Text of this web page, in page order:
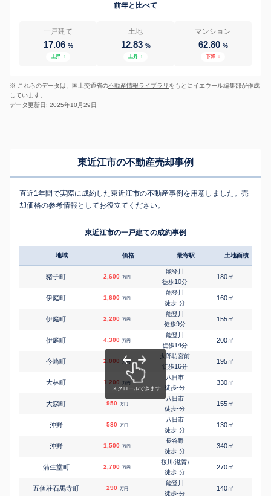
前年と比べて
一戸建て
17.06 %
上昇 ↑
土地
12.83 %
上昇 ↑
マンション
62.80 %
下降 ↓
※ これらのデータは、国土交通省の不動産情報ライブラリ をもとにイエウール編集部が作成
しています。
データ更新日: 2025年10月29日
東近江市の不動産売却事例
直近1年間で実際に成約した東近江市の不動産事例を用意しました。売
却価格の参考情報としてお役立てください。
東近江市の一戸建ての成約事例
地域 価格 最寄駅 土地面積
猪子町 2,600 万円
能登川
徒歩10分
180㎡
伊庭町 1,600 万円
能登川
徒歩-分
160㎡
伊庭町 2,200 万円
能登川
徒歩9分
155㎡
伊庭町 4,300 万円
能登川
徒歩14分
200㎡
今崎町 2,000 万円
太郎坊宮前
徒歩16分
195㎡
大林町 1,200 万円
八日市
徒歩-分
330㎡
大森町 950 万円
八日市
徒歩-分
155㎡
沖野 580 万円
八日市
徒歩-分
130㎡
沖野 1,500 万円
長谷野
徒歩-分
340㎡
蒲生堂町 2,700 万円
桜川(滋賀)
徒歩-分
270㎡
五個荘石馬寺町 290 万円
能登川
徒歩-分
140㎡